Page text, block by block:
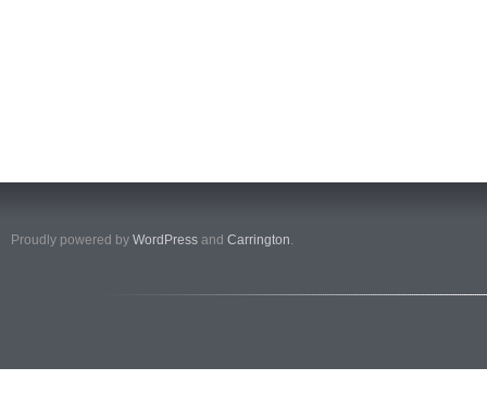
Proudly powered by WordPress and Carrington